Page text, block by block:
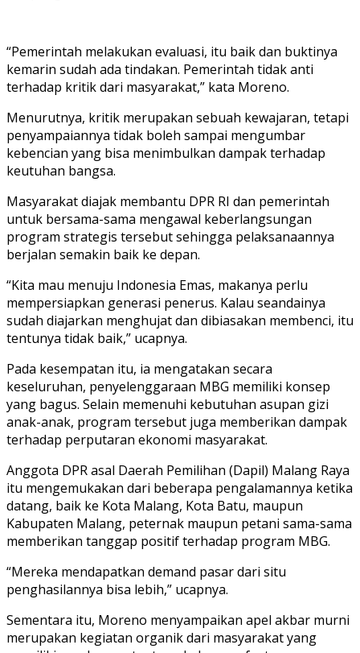
“Pemerintah melakukan evaluasi, itu baik dan buktinya
kemarin sudah ada tindakan. Pemerintah tidak anti
terhadap kritik dari masyarakat,” kata Moreno.
Menurutnya, kritik merupakan sebuah kewajaran, tetapi
penyampaiannya tidak boleh sampai mengumbar
kebencian yang bisa menimbulkan dampak terhadap
keutuhan bangsa.
Masyarakat diajak membantu DPR RI dan pemerintah
untuk bersama-sama mengawal keberlangsungan
program strategis tersebut sehingga pelaksanaannya
berjalan semakin baik ke depan.
“Kita mau menuju Indonesia Emas, makanya perlu
mempersiapkan generasi penerus. Kalau seandainya
sudah diajarkan menghujat dan dibiasakan membenci, itu
tentunya tidak baik,” ucapnya.
Pada kesempatan itu, ia mengatakan secara
keseluruhan, penyelenggaraan MBG memiliki konsep
yang bagus. Selain memenuhi kebutuhan asupan gizi
anak-anak, program tersebut juga memberikan dampak
terhadap perputaran ekonomi masyarakat.
Anggota DPR asal Daerah Pemilihan (Dapil) Malang Raya
itu mengemukakan dari beberapa pengalamannya ketika
datang, baik ke Kota Malang, Kota Batu, maupun
Kabupaten Malang, peternak maupun petani sama-sama
memberikan tanggap positif terhadap program MBG.
“Mereka mendapatkan demand pasar dari situ
penghasilannya bisa lebih,” ucapnya.
Sementara itu, Moreno menyampaikan apel akbar murni
merupakan kegiatan organik dari masyarakat yang